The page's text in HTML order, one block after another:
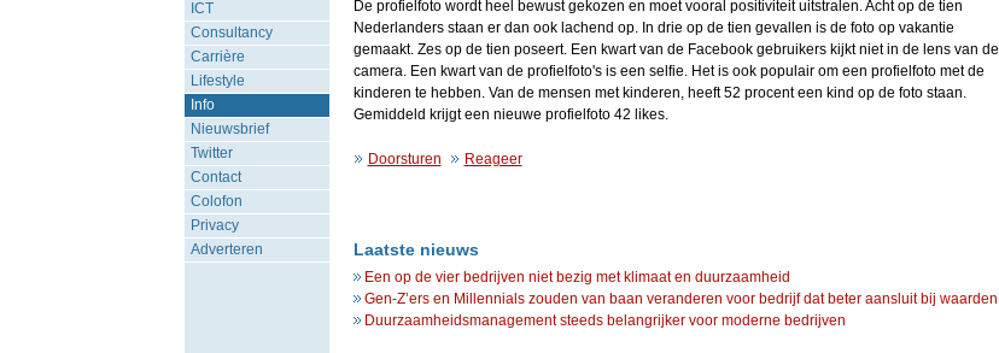
ICT
Consultancy
Carrière
Lifestyle
Info
Nieuwsbrief
Twitter
Contact
Colofon
Privacy
Adverteren
De profielfoto wordt heel bewust gekozen en moet vooral positiviteit uitstralen. Acht op de tien
Nederlanders staan er dan ook lachend op. In drie op de tien gevallen is de foto op vakantie
gemaakt. Zes op de tien poseert. Een kwart van de Facebook gebruikers kijkt niet in de lens van de
camera. Een kwart van de profielfoto's is een selfie. Het is ook populair om een profielfoto met de
kinderen te hebben. Van de mensen met kinderen, heeft 52 procent een kind op de foto staan.
Gemiddeld krijgt een nieuwe profielfoto 42 likes.
Doorsturen Reageer
Laatste nieuws
Een op de vier bedrijven niet bezig met klimaat en duurzaamheid
Gen-Z’ers en Millennials zouden van baan veranderen voor bedrijf dat beter aansluit bij waarden
Duurzaamheidsmanagement steeds belangrijker voor moderne bedrijven